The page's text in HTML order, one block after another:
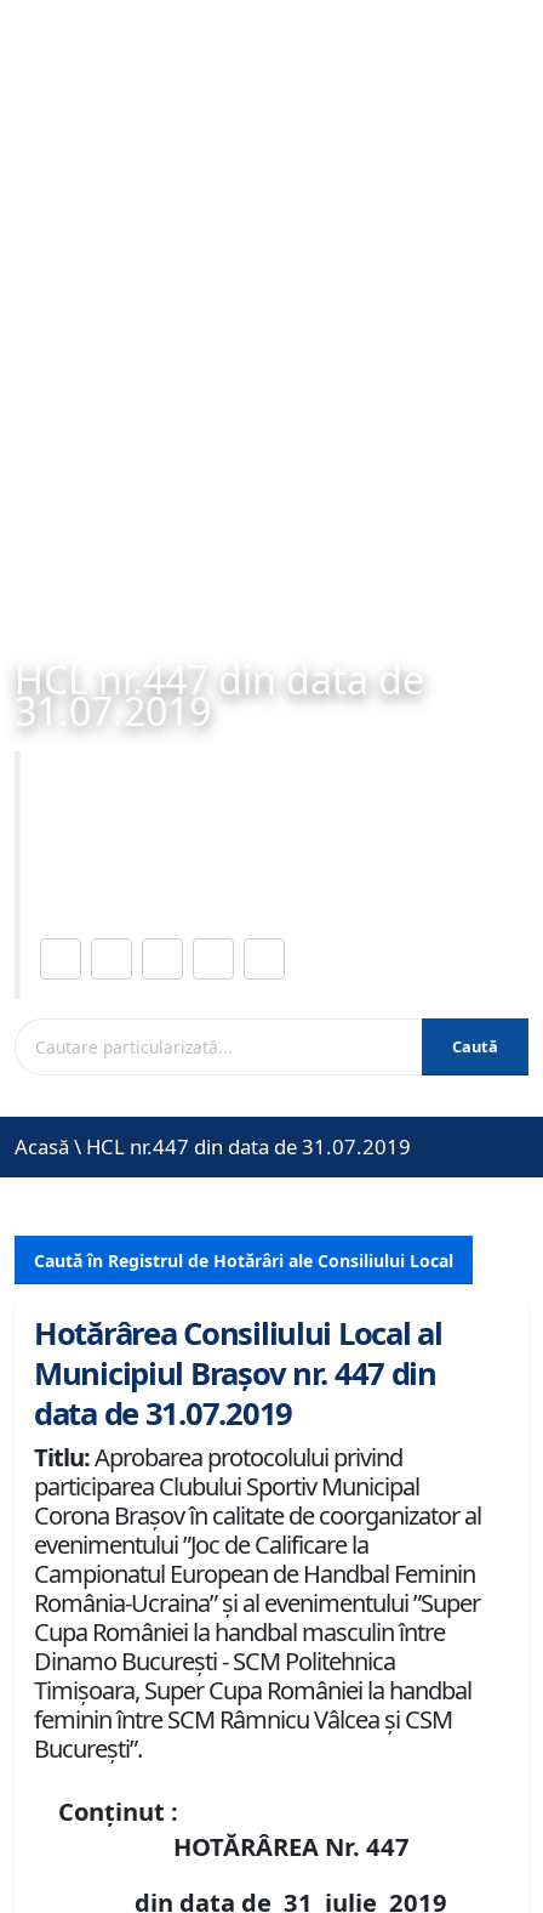
HCL nr.447 din data de
31.07.2019
Caută
Acasă \ HCL nr.447 din data de 31.07.2019
Caută în Registrul de Hotărâri ale Consiliului Local
Hotărârea Consiliului Local al
Municipiul Brașov nr. 447 din
data de 31.07.2019
Titlu:Aprobarea protocolului privind
participarea Clubului Sportiv Municipal
Corona Brașov în calitate de coorganizator al
evenimentului ”Joc de Calificare la
Campionatul European de Handbal Feminin
România-Ucraina” și al evenimentului ”Super
Cupa României la handbal masculin între
Dinamo București - SCM Politehnica
Timișoara, Super Cupa României la handbal
feminin între SCM Râmnicu Vâlcea și CSM
București”.
Conținut :
HOTĂRÂREA Nr. 447
din data de 31 iulie 2019